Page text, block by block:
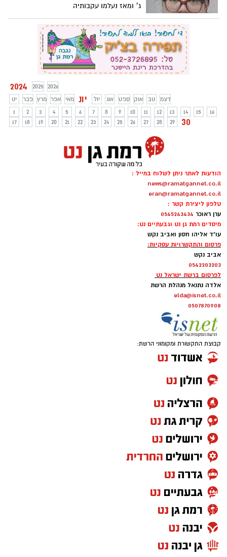
ג׳ ומאז נעלמו עקבותיה
2024 2025
2026
ינו
פבר מרץ אפר מאי יונ יול אוג ספט אוק נוב
דצמ
1
2 3 4 5 6 7 8 9 10 11 12 13 14 15
16
17
18 19 20 21 22 23 24 25 26 27 28 29 30
הודעות לאתר ניתן לשלוח במייל :
news@ramatgannet.co.il
eran@ramatgannet.co.il
טלפון ליצירת קשר :
ערן ראוכר 0545243434
מיסדים רמת גן נט וגבעתיים נט:
עו"ד אליהו חסון ואביב נקש
פרסום והתקשרויות עסקיות:
אביב נקש
0542203203
לפרסום ברשת ישראל נט
אלדה נתנאל מנהלת הרשת
elda@isnet.co.il
0507870908
קבוצת התקשורת ומקומוני הרשת: